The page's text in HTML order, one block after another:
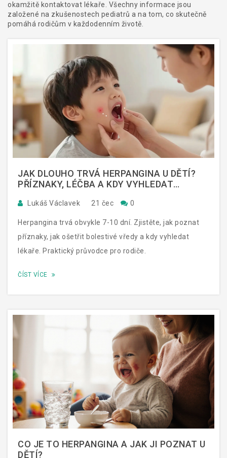
okamžitě kontaktovat lékaře. Všechny informace jsou
založené na zkušenostech pediatrů a na tom, co skutečně
pomáhá rodičům v každodenním životě.
JAK DLOUHO TRVÁ HERPANGINA U DĚTÍ?
PŘÍZNAKY, LÉČBA A KDY VYHLEDAT
Lukáš Václavek 21 čec 0
Herpangina trvá obvykle 7-10 dní. Zjistěte, jak poznat
příznaky, jak ošetřit bolestivé vředy a kdy vyhledat
lékaře. Praktický průvodce pro rodiče.
ČÍST VÍCE
CO JE TO HERPANGINA A JAK JI POZNAT U
DĚTÍ?